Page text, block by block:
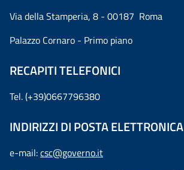
Via della Stamperia, 8 - 00187 Roma
Palazzo Cornaro - Primo piano
RECAPITI TELEFONICI
Tel. (+39)0667796380
INDIRIZZI DI POSTA ELETTRONICA
e-mail:csc@governo.it